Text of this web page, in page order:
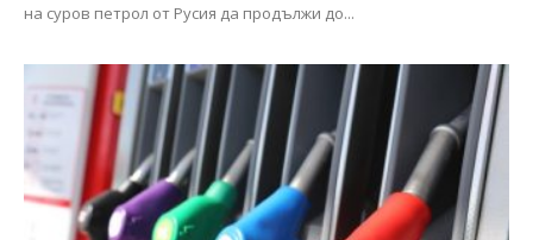
на суров петрол от Русия да продължи до...